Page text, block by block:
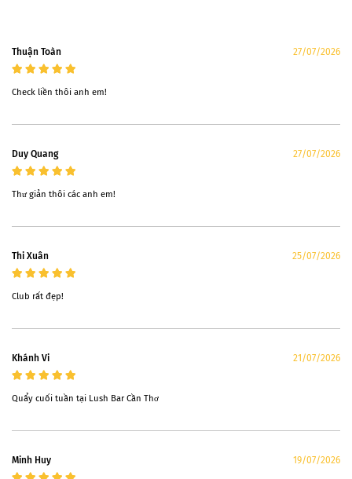
Thuận Toàn 27/07/2026
Check liền thôi anh em!
Duy Quang 27/07/2026
Thư giản thôi các anh em!
Thi Xuân 25/07/2026
Club rất đẹp!
Khánh Vi 21/07/2026
Quẩy cuối tuần tại Lush Bar Cần Thơ
Minh Huy 19/07/2026